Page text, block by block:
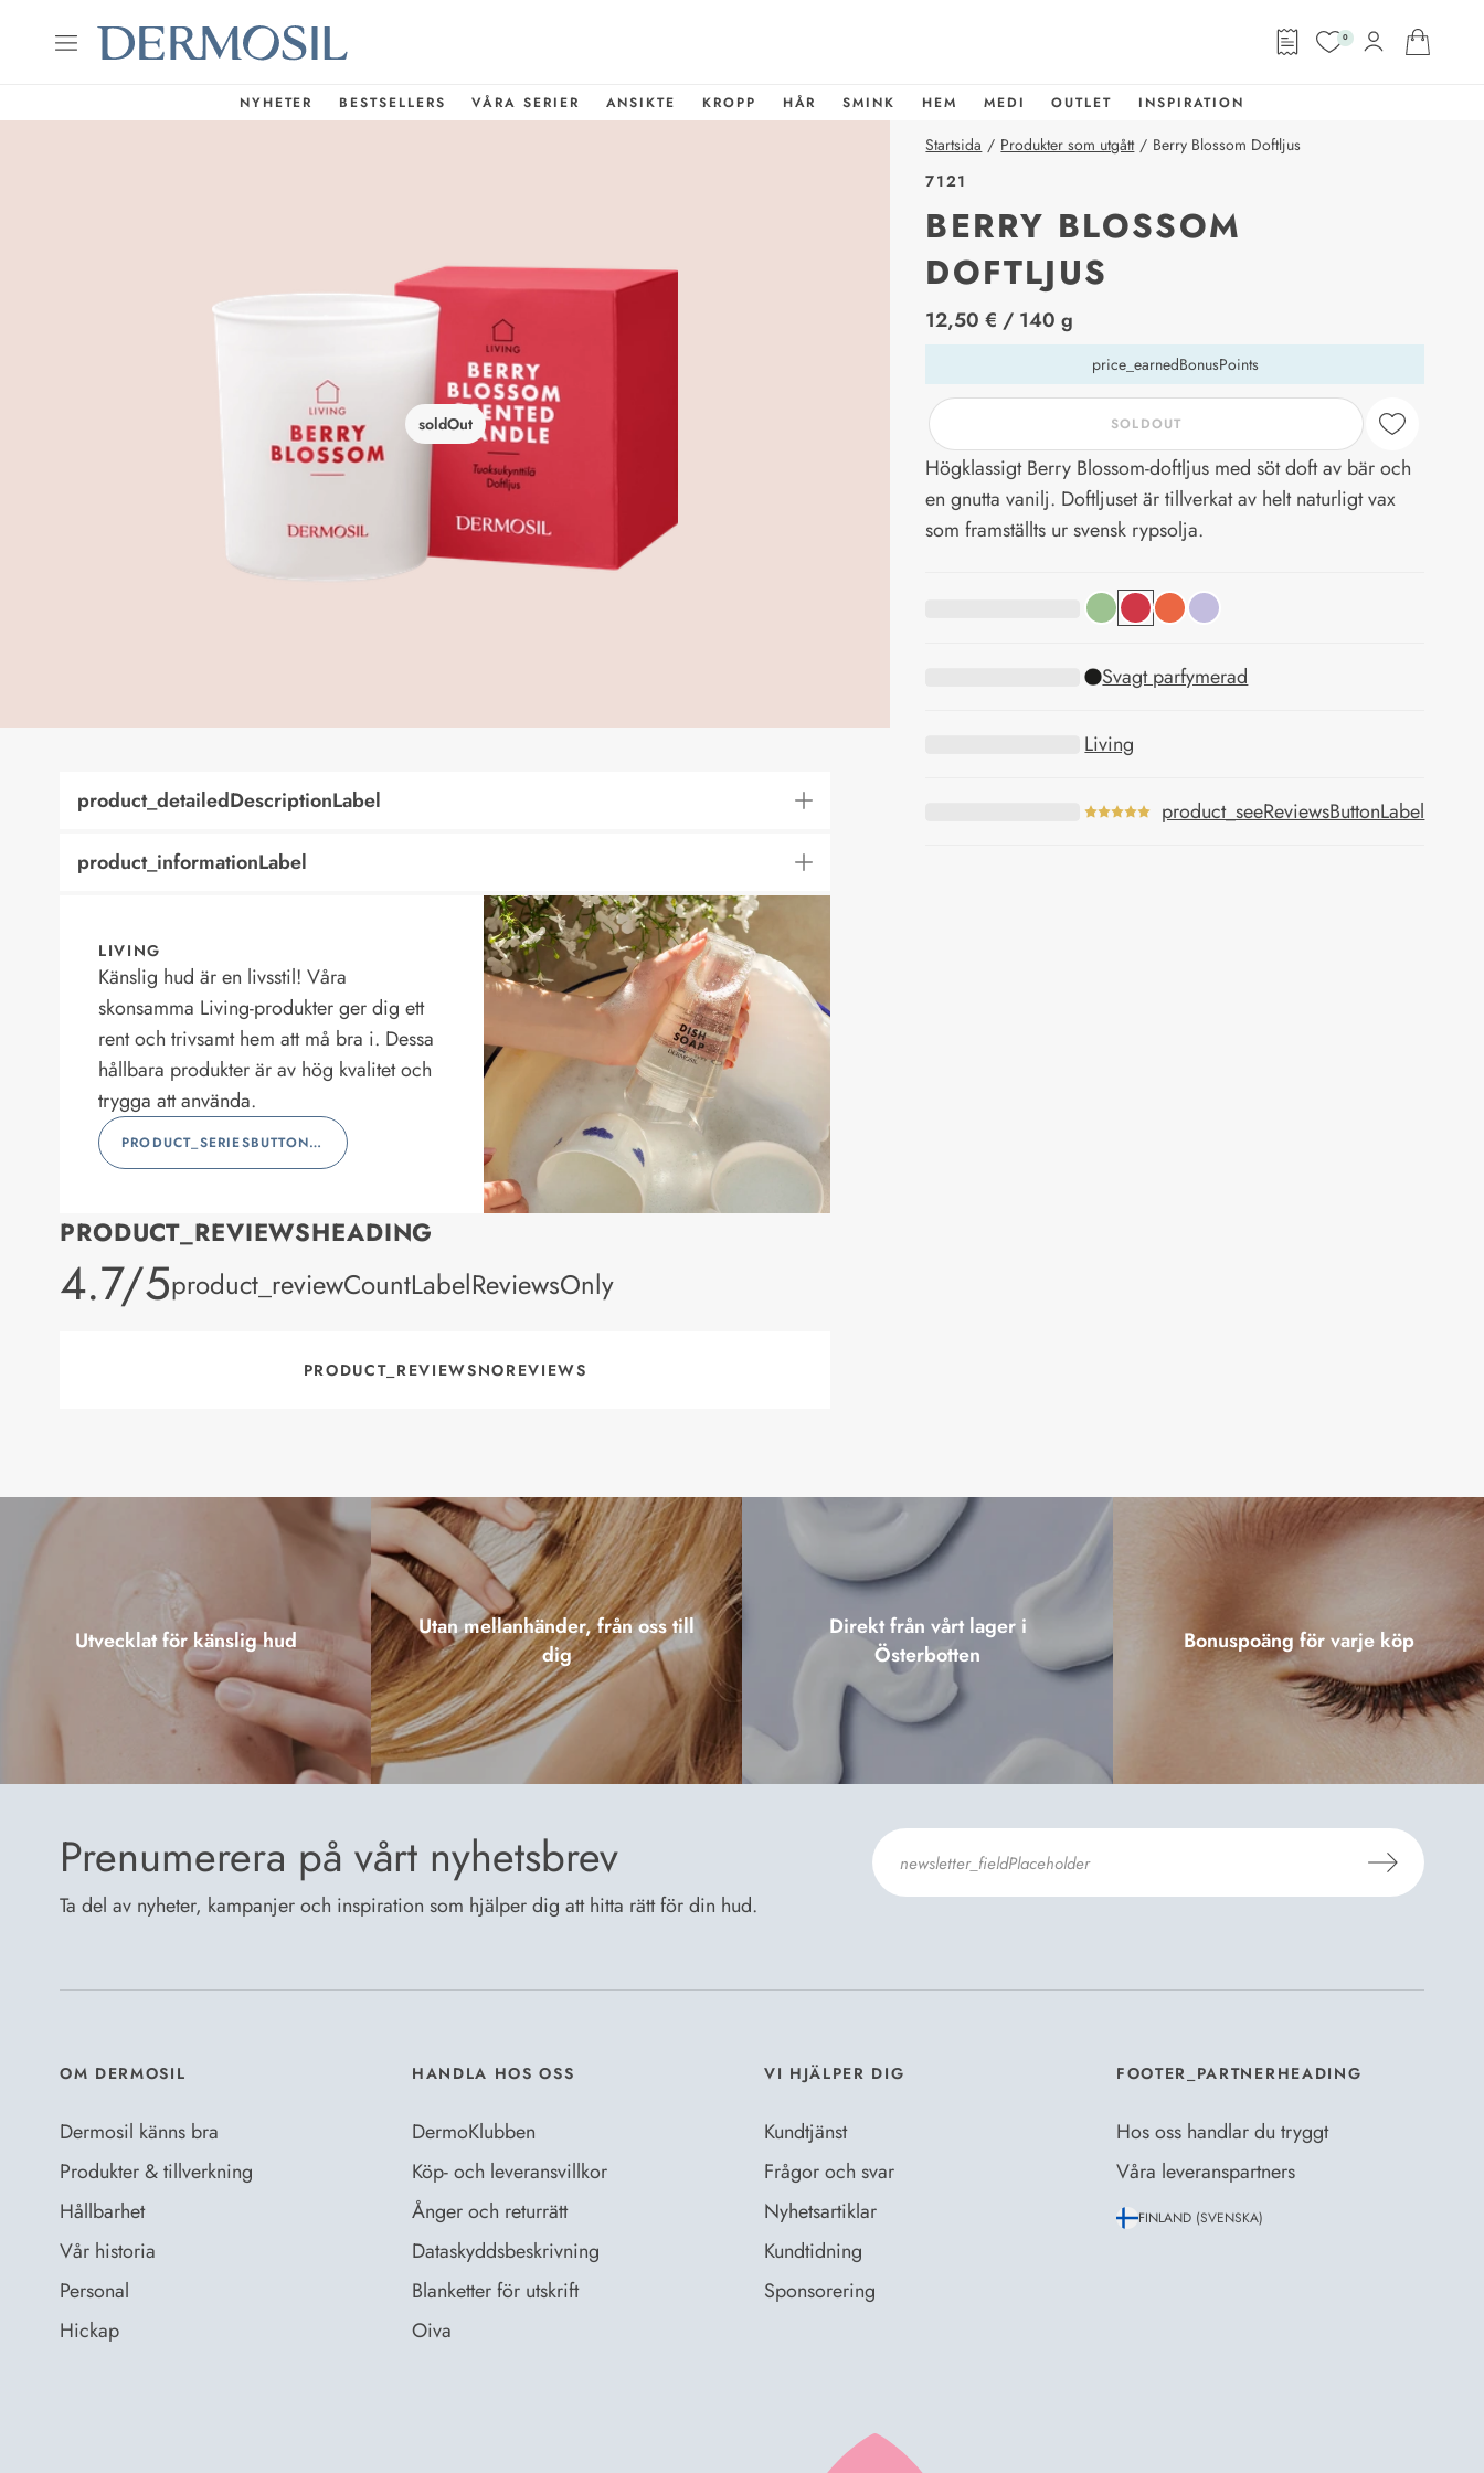
0
NYHETER BESTSELLERS VÅRA SERIER ANSIKTE KROPP HÅR SMINK HEM MEDI OUTLET INSPIRATION
soldOut
Startsida / Produkter som utgått / Berry Blossom Doftljus
7121
BERRY BLOSSOM
DOFTLJUS
price_label
12,50 € / 140 g
price_earnedBonusPoints
SOLDOUT
Högklassigt Berry Blossom-doftljus med söt doft av bär och
en gnutta vanilj. Doftljuset är tillverkat av helt naturligt vax
som framställts ur svensk rypsolja.
Svagt parfymerad
Living
product_seeReviewsButtonLabel
product_detailedDescriptionLabel
product_informationLabel
LIVING
Känslig hud är en livsstil! Våra
skonsamma Living-produkter ger dig ett
rent och trivsamt hem att må bra i. Dessa
hållbara produkter är av hög kvalitet och
trygga att använda.
PRODUCT_SERIESBUTTONLABEL
PRODUCT_REVIEWSHEADING
product_rating
4.7/5product_reviewCountLabelReviewsOnly
PRODUCT_REVIEWSNOREVIEWS
Utvecklat för känslig hud
Utan mellanhänder, från oss till
dig
Direkt från vårt lager i
Österbotten
Bonuspoäng för varje köp
Prenumerera på vårt nyhetsbrev
Ta del av nyheter, kampanjer och inspiration som hjälper dig att hitta rätt för din hud.
OM DERMOSIL
Dermosil känns bra
Produkter & tillverkning
Hållbarhet
Vår historia
Personal
Hickap
HANDLA HOS OSS
DermoKlubben
Köp- och leveransvillkor
Ånger och returrätt
Dataskyddsbeskrivning
Blanketter för utskrift
Oiva
VI HJÄLPER DIG
Kundtjänst
Frågor och svar
Nyhetsartiklar
Kundtidning
Sponsorering
FOOTER_PARTNERHEADING
Hos oss handlar du tryggt
Våra leveranspartners
FINLAND (SVENSKA)